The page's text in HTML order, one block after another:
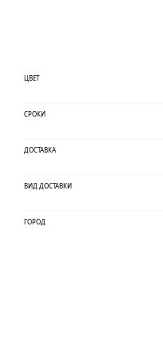
ЦВЕТ
СРОКИ
ДОСТАВКА
ВИД ДОСТАВКИ
ГОРОД